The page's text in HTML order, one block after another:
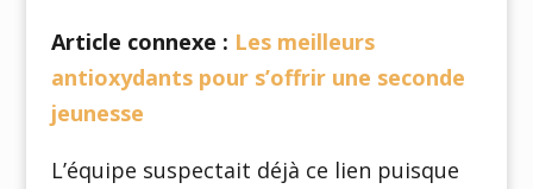
Article connexe : Les meilleurs
antioxydants pour s’offrir une seconde
jeunesse
L’équipe suspectait déjà ce lien puisque